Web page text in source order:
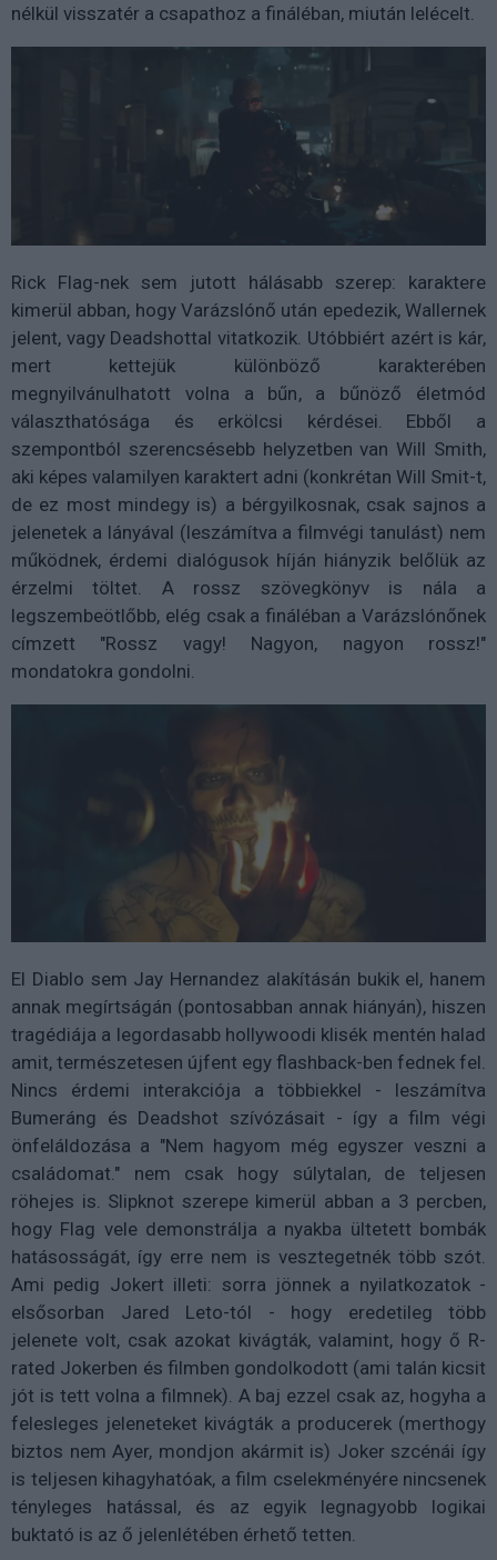
nélkül visszatér a csapathoz a fináléban, miután lelécelt.
Rick Flag-nek sem jutott hálásabb szerep: karaktere
kimerül abban, hogy Varázslónő után epedezik, Wallernek
jelent, vagy Deadshottal vitatkozik. Utóbbiért azért is kár,
mert kettejük különböző karakterében
megnyilvánulhatott volna a bűn, a bűnöző életmód
választhatósága és erkölcsi kérdései. Ebből a
szempontból szerencsésebb helyzetben van Will Smith,
aki képes valamilyen karaktert adni (konkrétan Will Smit-t,
de ez most mindegy is) a bérgyilkosnak, csak sajnos a
jelenetek a lányával (leszámítva a filmvégi tanulást) nem
működnek, érdemi dialógusok híján hiányzik belőlük az
érzelmi töltet. A rossz szövegkönyv is nála a
legszembeötlőbb, elég csak a fináléban a Varázslónőnek
címzett "Rossz vagy! Nagyon, nagyon rossz!"
mondatokra gondolni.
El Diablo sem Jay Hernandez alakításán bukik el, hanem
annak megírtságán (pontosabban annak hiányán), hiszen
tragédiája a legordasabb hollywoodi klisék mentén halad
amit, természetesen újfent egy flashback-ben fednek fel.
Nincs érdemi interakciója a többiekkel - leszámítva
Bumeráng és Deadshot szívózásait - így a film végi
önfeláldozása a "Nem hagyom még egyszer veszni a
családomat." nem csak hogy súlytalan, de teljesen
röhejes is. Slipknot szerepe kimerül abban a 3 percben,
hogy Flag vele demonstrálja a nyakba ültetett bombák
hatásosságát, így erre nem is vesztegetnék több szót.
Ami pedig Jokert illeti: sorra jönnek a nyilatkozatok -
elsősorban Jared Leto-tól - hogy eredetileg több
jelenete volt, csak azokat kivágták, valamint, hogy ő R-
rated Jokerben és filmben gondolkodott (ami talán kicsit
jót is tett volna a filmnek). A baj ezzel csak az, hogyha a
felesleges jeleneteket kivágták a producerek (merthogy
biztos nem Ayer, mondjon akármit is) Joker szcénái így
is teljesen kihagyhatóak, a film cselekményére nincsenek
tényleges hatással, és az egyik legnagyobb logikai
buktató is az ő jelenlétében érhető tetten.